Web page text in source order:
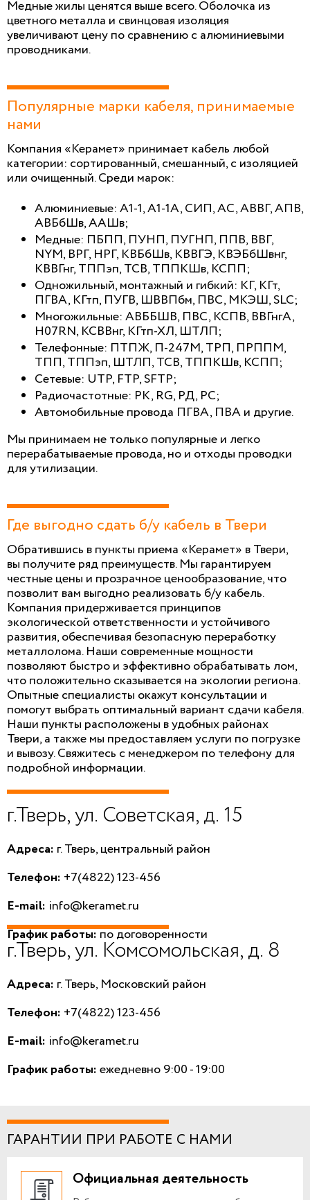
Медные жилы ценятся выше всего. Оболочка из
цветного металла и свинцовая изоляция
увеличивают цену по сравнению с алюминиевыми
проводниками.
Популярные марки кабеля, принимаемые
нами
Компания «Керамет» принимает кабель любой
категории: сортированный, смешанный, с изоляцией
или очищенный. Среди марок:
Алюминиевые: А1-1, А1-1А, СИП, АС, АВВГ, АПВ,
АВБбШв, ААШв;
Медные: ПБПП, ПУНП, ПУГНП, ППВ, ВВГ,
NYM, ВРГ, НРГ, КВБбШв, КВВГЭ, КВЭБбШвнг,
КВВГнг, ТППэп, ТСВ, ТППКШв, КСПП;
Одножильный, монтажный и гибкий: КГ, КГт,
ПГВА, КГтп, ПУГВ, ШВВПбм, ПВС, МКЭШ, SLC;
Многожильные: АВББШВ, ПВС, КСПВ, ВВГнгА,
H07RN, КСВВнг, КГтп-ХЛ, ШТЛП;
Телефонные: ПТПЖ, П-247М, ТРП, ПРППМ,
ТПП, ТППэп, ШТЛП, ТСВ, ТППКШв, КСПП;
Сетевые: UTP, FTP, SFTP;
Радиочастотные: PK, RG, РД, РС;
Автомобильные провода ПГВА, ПВА и другие.
Мы принимаем не только популярные и легко
перерабатываемые провода, но и отходы проводки
для утилизации.
Где выгодно сдать б/у кабель в Твери
Обратившись в пункты приема «Керамет» в Твери,
вы получите ряд преимуществ. Мы гарантируем
честные цены и прозрачное ценообразование, что
позволит вам выгодно реализовать б/у кабель.
Компания придерживается принципов
экологической ответственности и устойчивого
развития, обеспечивая безопасную переработку
металлолома. Наши современные мощности
позволяют быстро и эффективно обрабатывать лом,
что положительно сказывается на экологии региона.
Опытные специалисты окажут консультации и
помогут выбрать оптимальный вариант сдачи кабеля.
Наши пункты расположены в удобных районах
Твери, а также мы предоставляем услуги по погрузке
и вывозу. Свяжитесь с менеджером по телефону для
подробной информации.
г.Тверь, ул. Советская, д. 15
Адреса: г. Тверь, центральный район
Телефон: +7(4822) 123-456
E-mail: info@keramet.ru
График работы:по договоренности
г.Тверь, ул. Комсомольская, д. 8
Адреса: г. Тверь, Московский район
Телефон: +7(4822) 123-456
E-mail: info@keramet.ru
График работы:ежедневно 9:00 - 19:00
ГАРАНТИИ ПРИ РАБОТЕ С НАМИ
Официальная деятельность